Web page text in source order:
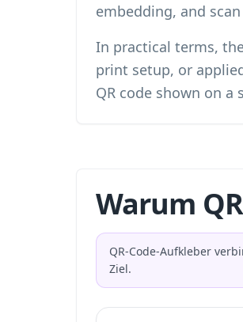
embedding, and
In practical terms,
print setup, or
QR code shown on a
Warum
QR-Code-Aufkleber
Ziel.